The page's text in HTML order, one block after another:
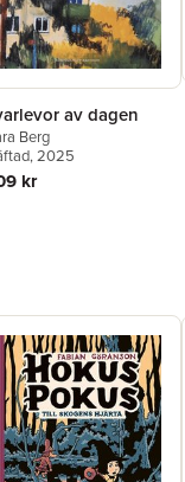
av dagen
Berg
, 2025
kr